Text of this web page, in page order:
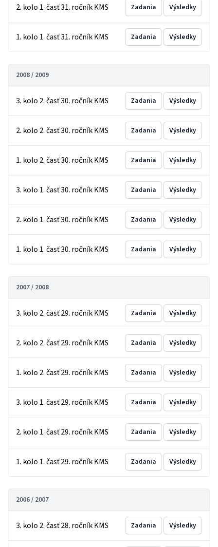
2. kolo 1. časť 31. ročník KMS Zadania Výsledky
1. kolo 1. časť 31. ročník KMS Zadania Výsledky
2008 / 2009
3. kolo 2. časť 30. ročník KMS Zadania Výsledky
2. kolo 2. časť 30. ročník KMS Zadania Výsledky
1. kolo 2. časť 30. ročník KMS Zadania Výsledky
3. kolo 1. časť 30. ročník KMS Zadania Výsledky
2. kolo 1. časť 30. ročník KMS Zadania Výsledky
1. kolo 1. časť 30. ročník KMS Zadania Výsledky
2007 / 2008
3. kolo 2. časť 29. ročník KMS Zadania Výsledky
2. kolo 2. časť 29. ročník KMS Zadania Výsledky
1. kolo 2. časť 29. ročník KMS Zadania Výsledky
3. kolo 1. časť 29. ročník KMS Zadania Výsledky
2. kolo 1. časť 29. ročník KMS Zadania Výsledky
1. kolo 1. časť 29. ročník KMS Zadania Výsledky
2006 / 2007
3. kolo 2. časť 28. ročník KMS Zadania Výsledky